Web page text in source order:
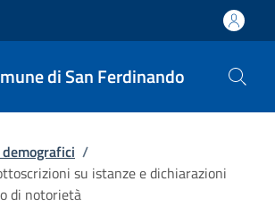
di San Ferdinando
pane/
su istanze e dichiarazioni
di notorietà